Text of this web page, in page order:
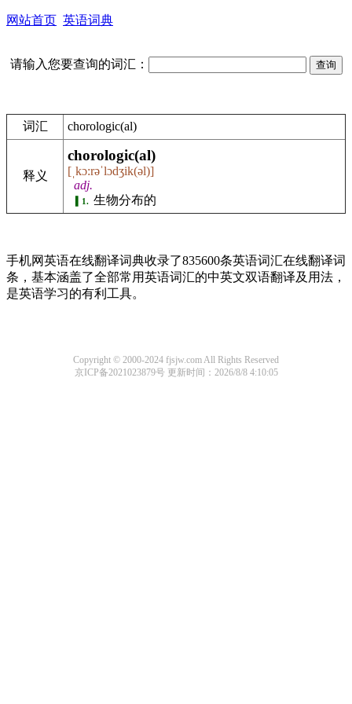
网站首页 英语词典
请输入您要查询的词汇：
词汇 chorologic(al)
释义
chorologic(al)
[ˌkɔ:rəˈlɔdʒik(əl)]
adj.
1. 生物分布的
手机网英语在线翻译词典收录了835600条英语词汇在线翻译词
条，基本涵盖了全部常用英语词汇的中英文双语翻译及用法，
是英语学习的有利工具。
Copyright © 2000-2024 fjsjw.com All Rights Reserved
京ICP备2021023879号更新时间：2026/8/8 4:10:05